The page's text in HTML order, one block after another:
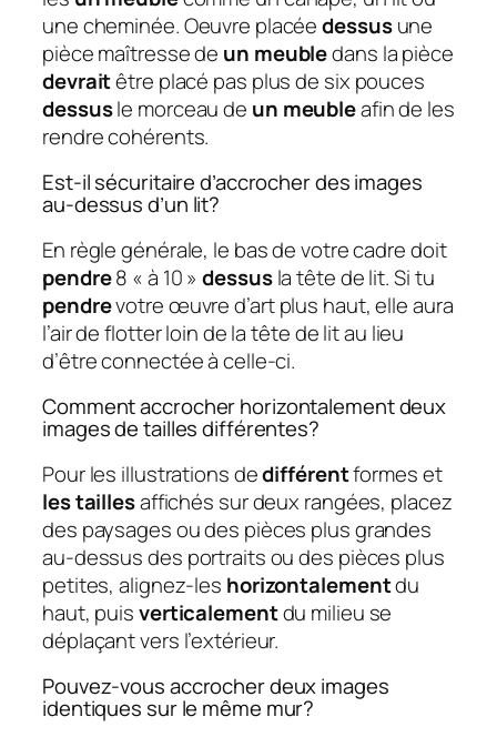
une cheminée. Oeuvre placéedessusune
pièce maîtresse de un meubledans la pièce
devraitêtre placé pas plus de six pouces
dessusle morceau de un meubleafin de les
rendre cohérents.
Est-il sécuritaire d’accrocher des images
au-dessus d’un lit?
En règle générale, le bas de votre cadre doit
pendre8 « à 10 »dessusla tête de lit. Si tu
pendrevotre œuvre d’art plus haut, elle aura
l’air de flotter loin de la tête de lit au lieu
d’être connectée à celle-ci.
Comment accrocher horizontalement deux
images de tailles différentes?
Pour les illustrations dedifférentformes et
les taillesaffichés sur deux rangées, placez
des paysages ou des pièces plus grandes
au-dessus des portraits ou des pièces plus
petites, alignez-les horizontalementdu
haut, puisverticalementdu milieu se
déplaçant vers l’extérieur.
Pouvez-vous accrocher deux images
identiques sur le même mur?